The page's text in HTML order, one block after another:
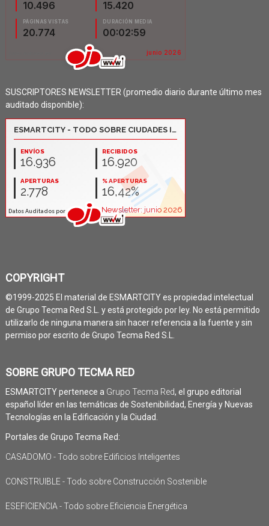
SUSCRIPTORES NEWSLETTER (promedio diario durante último mes
auditado disponible):
COPYRIGHT
©1999-2025 El material de ESMARTCITY es propiedad intelectual
de Grupo Tecma Red S.L. y está protegido por ley. No está permitido
utilizarlo de ninguna manera sin hacer referencia a la fuente y sin
permiso por escrito de Grupo Tecma Red S.L.
SOBRE GRUPO TECMA RED
ESMARTCITY pertenece a Grupo Tecma Red, el grupo editorial
español líder en las temáticas de Sostenibilidad, Energía y Nuevas
Tecnologías en la Edificación y la Ciudad.
Portales de Grupo Tecma Red:
CASADOMO - Todo sobre Edificios Inteligentes
CONSTRUIBLE - Todo sobre Construcción Sostenible
ESEFICIENCIA - Todo sobre Eficiencia Energética